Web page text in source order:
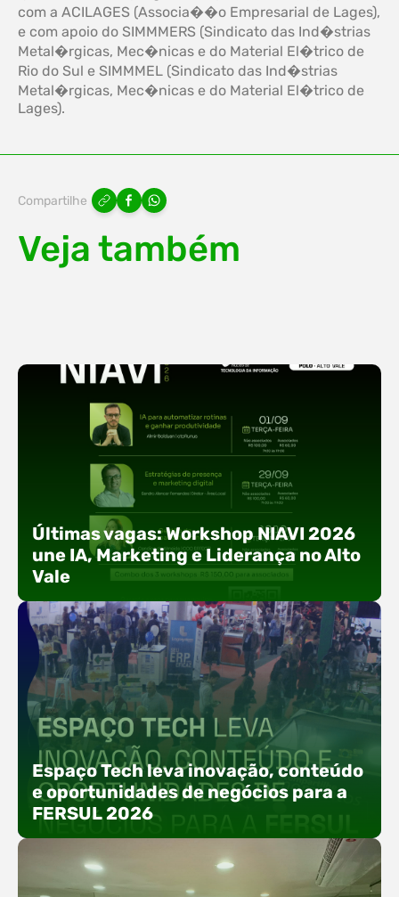
com a ACILAGES (Associa��o Empresarial de Lages),
e com apoio do SIMMMERS (Sindicato das Ind�strias
Metal�rgicas, Mec�nicas e do Material El�trico de
Rio do Sul e SIMMMEL (Sindicato das Ind�strias
Metal�rgicas, Mec�nicas e do Material El�trico de
Lages).
Compartilhe
Veja também
Últimas vagas: Workshop NIAVI 2026
une IA, Marketing e Liderança no Alto
Vale
Com o objetivo de impulsionar a produtividade, a
presença digital e a gestão nas empresas do
Alto Vale, o Núcleo de Tecnologia da Informação
(NIAVI), Polo ACATE-ACIRS, realiza a edição
2026 do Workshop NIAVI. O evento foi
em três encontros práticos ao longo dos meses
de setembro e outubro,…
Espaço Tech leva inovação, conteúdo
e oportunidades de negócios para a
FERSUL 2026